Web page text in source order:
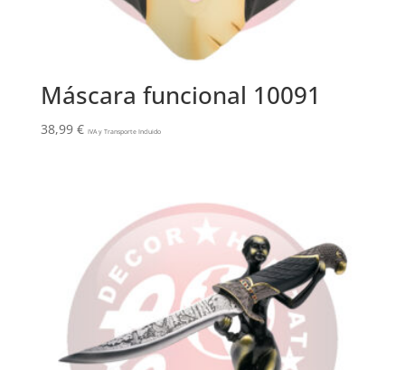
Máscara funcional 10091
38,99 € IVA y Transporte Incluido